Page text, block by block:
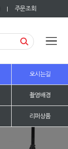
| 주문조회
오시는길
촬영배경
리퍼상품